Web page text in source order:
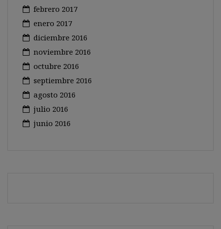
febrero 2017
enero 2017
diciembre 2016
noviembre 2016
octubre 2016
septiembre 2016
agosto 2016
julio 2016
junio 2016